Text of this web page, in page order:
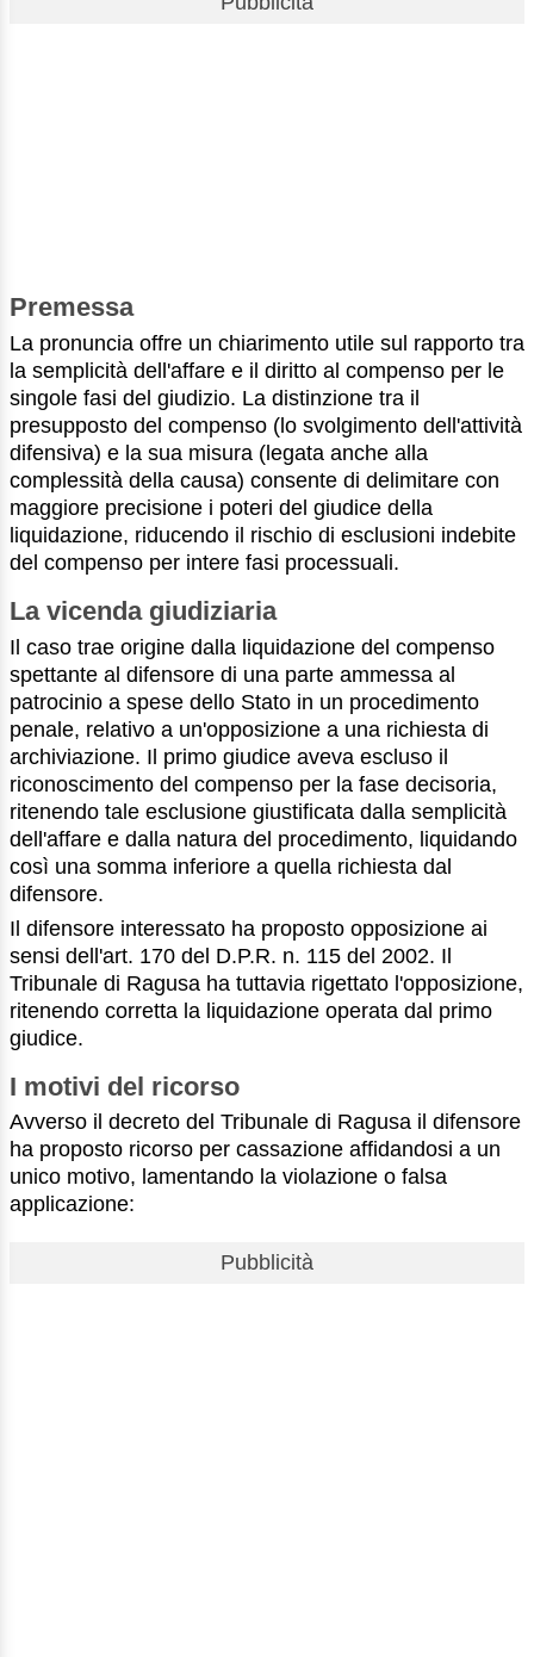
Premessa
La pronuncia offre un chiarimento utile sul rapporto tra
la semplicità dell'affare e il diritto al compenso per le
singole fasi del giudizio. La distinzione tra il
presupposto del compenso (lo svolgimento dell'attività
difensiva) e la sua misura (legata anche alla
complessità della causa) consente di delimitare con
maggiore precisione i poteri del giudice della
liquidazione, riducendo il rischio di esclusioni indebite
del compenso per intere fasi processuali.
La vicenda giudiziaria
Il caso trae origine dalla liquidazione del compenso
spettante al difensore di una parte ammessa al
patrocinio a spese dello Stato in un procedimento
penale, relativo a un'opposizione a una richiesta di
archiviazione. Il primo giudice aveva escluso il
riconoscimento del compenso per la fase decisoria,
ritenendo tale esclusione giustificata dalla semplicità
dell'affare e dalla natura del procedimento, liquidando
così una somma inferiore a quella richiesta dal
difensore.
Il difensore interessato ha proposto opposizione ai
sensi dell'art. 170 del D.P.R. n. 115 del 2002. Il
Tribunale di Ragusa ha tuttavia rigettato l'opposizione,
ritenendo corretta la liquidazione operata dal primo
giudice.
I motivi del ricorso
Avverso il decreto del Tribunale di Ragusa il difensore
ha proposto ricorso per cassazione affidandosi a un
unico motivo, lamentando la violazione o falsa
applicazione:
Pubblicità